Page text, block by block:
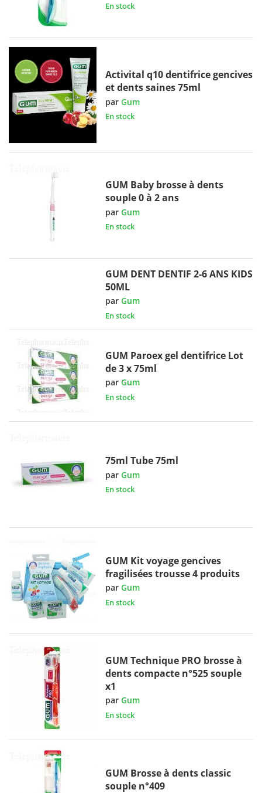
En stock
Activital q10 dentifrice gencives
et dents saines 75ml
parGum
En stock
GUM Baby brosse à dents
souple 0 à 2 ans
parGum
En stock
GUM DENT DENTIF 2-6 ANS KIDS
50ML
parGum
En stock
GUM Paroex gel dentifrice Lot
de 3 x 75ml
parGum
En stock
75ml Tube 75ml
parGum
En stock
GUM Kit voyage gencives
fragilisées trousse 4 produits
parGum
En stock
GUM Technique PRO brosse à
dents compacte n°525 souple
x1
parGum
En stock
GUM Brosse à dents classic
souple n°409